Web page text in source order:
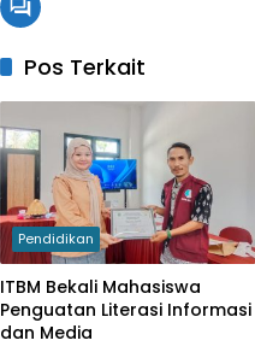
Pos Terkait
Pendidikan
ITBM Bekali Mahasiswa
Penguatan Literasi Informasi
dan Media